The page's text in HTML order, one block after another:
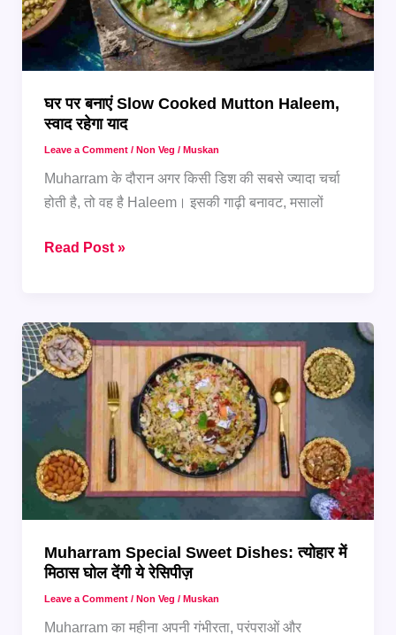
घर पर बनाएं Slow Cooked Mutton Haleem,
स्वाद रहेगा याद
Leave a Comment / Non Veg / Muskan
Muharram के दौरान अगर किसी डिश की सबसे ज्यादा चर्चा
होती है, तो वह है Haleem। इसकी गाढ़ी बनावट, मसालों
घर
Cooked
Mutton
याद
Read Post »
Muharram Special Sweet Dishes: त्योहार में
मिठास घोल देंगी ये रेसिपीज़
Leave a Comment / Non Veg / Muskan
Muharram का महीना अपनी गंभीरता, परंपराओं और